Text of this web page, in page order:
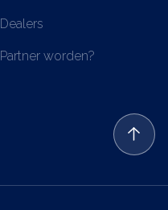
Dealers
Partner worden?